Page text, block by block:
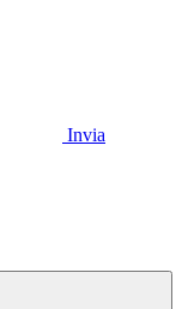
Invia